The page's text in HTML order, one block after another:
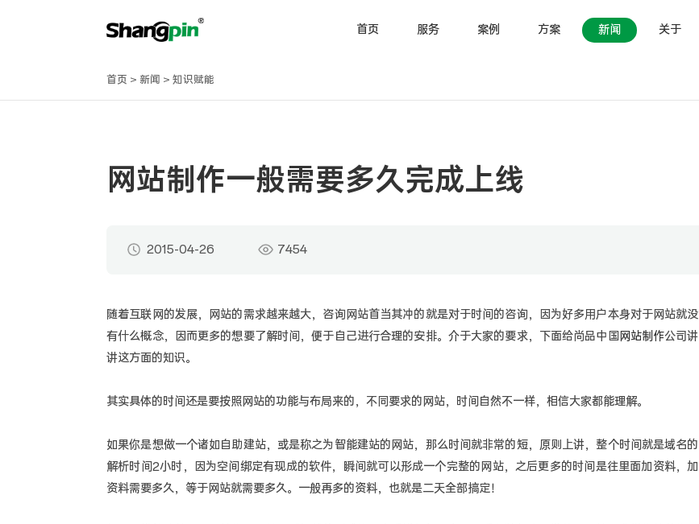
首页 服务 案例 方案 新闻 关于
首页 > 新闻 > 知识赋能
网站制作一般需要多久完成上线
2015-04-26 7454
随着互联网的发展，网站的需求越来越大，咨询网站首当其冲的就是对于时间的咨询，因为好多用户本身对于网站就没
有什么概念，因而更多的想要了解时间，便于自己进行合理的安排。介于大家的要求，下面给尚品中国 网站制作公司讲
讲这方面的知识。
其实具体的时间还是要按照网站的功能与布局来的，不同要求的网站，时间自然不一样，相信大家都能理解。
如果你是想做一个诸如自助建站，或是称之为智能建站的网站，那么时间就非常的短，原则上讲，整个时间就是域名的
解析时间2小时，因为空间绑定有现成的软件，瞬间就可以形成一个完整的网站，之后更多的时间是往里面加资料，加
资料需要多久，等于网站就需要多久。一般再多的资料，也就是二天全部搞定！